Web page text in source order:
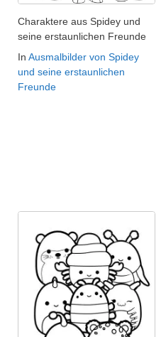
Charaktere aus Spidey und
seine erstaunlichen Freunde
In Ausmalbilder von Spidey
und seine erstaunlichen
Freunde